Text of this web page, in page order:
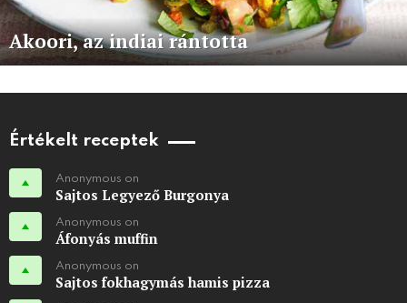
Akoori, az indiai rántotta
Értékelt receptek
Anonymous on
Sajtos Legyező Burgonya
Anonymous on
Áfonyás muffin
Anonymous on
Sajtos fokhagymás hamis pizza